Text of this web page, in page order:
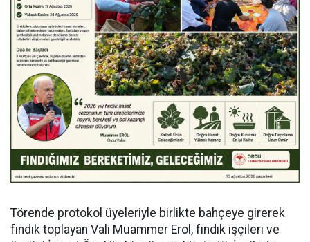
Törende protokol üyeleriyle birlikte bahçeye girerek
fındık toplayan Vali Muammer Erol, fındık işçileri ve